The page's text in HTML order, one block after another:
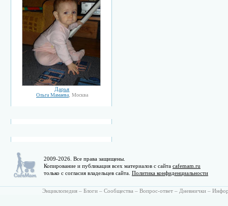
Дарья
Ольга Мамаева, Москва
2009-2026. Все права защищены.
Копирование и публикация всех материалов с сайта cafemam.ru
только с согласия владельцев сайта. Политика конфиденциальности
Энциклопедия – Блоги – Сообщества – Вопрос-ответ – Дневнички –